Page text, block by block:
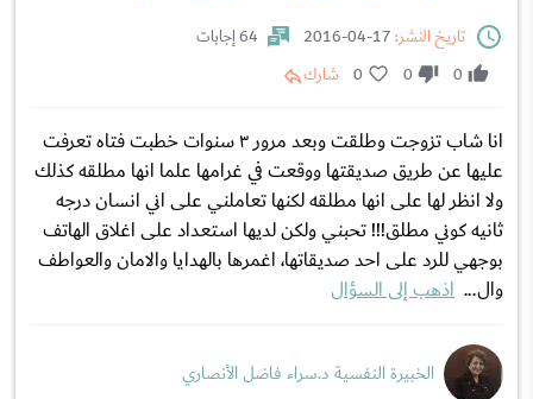
تاريخ النشر:
64 إجابات
0
0
0 شارك
انا شاب تزوجت وطلقت وبعد مرور ٣ سنوات خطبت فتاه تعرفت
عليها عن طريق صديقتها ووقعت في غرامها علما انها مطلقه كذلك
ولا انظر لها على انها مطلقه لكنها تعاملني على اني انسان درجه
ثانيه كوني مطلق!!! تحبني ولكن لديها استعداد على اغلاق الهاتف
بوجهي للرد على احد صديقاتها، اغمرها بالهدايا والامان والعواطف
وال... اذهب إلى السؤال
الخبيرة النفسية د.سراء فاضل الأنصاري